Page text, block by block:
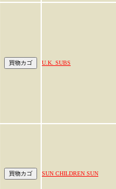
U.K. SUBS
SUN CHILDREN SUN